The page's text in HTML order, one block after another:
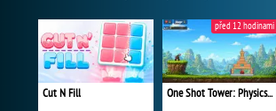
Cut N Fill One Shot Tower: Physics Destroyer
před 12 hodinami